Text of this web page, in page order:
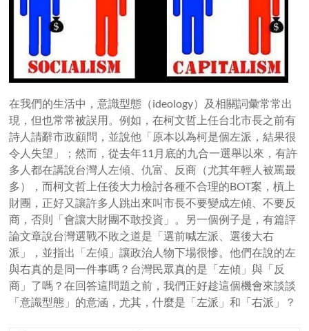
在我們的生活中，意識型態（ideology）及相關詞彙常常出
現，但也常常被誤用。例如，在柯文哲上任台北市長之前有
詩人請辭市政顧問，並說他「原本以為柯是個左派，結果很
令人失望」；然而，從去年11月底的九合一選舉以來，有許
多人都在講說台灣人左傾、仇富、反商（尤其年輕人被罵最
多），而柯文哲上任後大力檢討各種不合理的BOT案，槓上
財團，正好又讓許多人跳出來叫市長不要變成左傾、不要反
商，否則「會讓大財團不敢投資」。另一個例子是，有篇評
論文章說台灣選戰不敗之道是「選前喊左派、選後大右
派」，並指出「左傾」讓政治人物下場很慘。他們在說的左
與右真的是同一件事嗎？台灣民眾真的是「左傾」與「反
商」了嗎？在回答這問題之前，我們正好趁這個機會來談談
「意識型態」的意涵，尤其，什麼是「左派」和「右派」？